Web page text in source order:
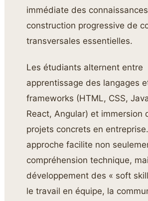
immédiate des
construction progressive de
transversales essentielles.
Les étudiants alternent entre
apprentissage des langages
frameworks (HTML, CSS,
React, Angular) et immersion
projets concrets en
approche facilite non
compréhension technique,
développement des « soft
le travail en équipe, la